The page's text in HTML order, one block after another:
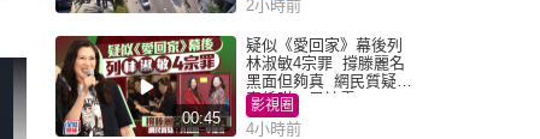
2小時前
00:45
疑似《愛回家》幕後列
林淑敏4宗罪 撐滕麗名
黑面但夠真 網民質疑：
真係咁一早被雪
影視圈
4小時前